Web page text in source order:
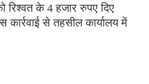
रिश्वत के 4 हजार रुपए दिए
से तहसील कार्यालय में